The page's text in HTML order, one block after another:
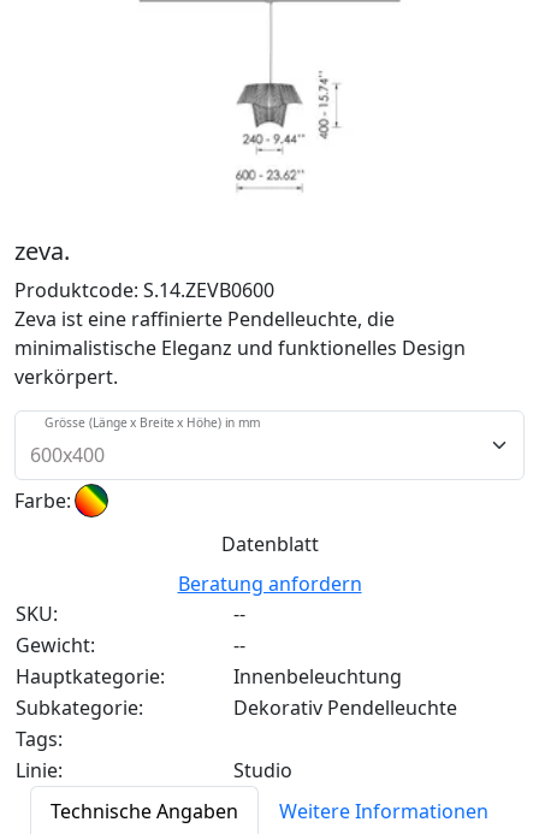
zeva.
Produktcode: S.14.ZEVB0600
Zeva ist eine raffinierte Pendelleuchte, die
minimalistische Eleganz und funktionelles Design
verkörpert.
Grösse (Länge x Breite x Höhe) in mm
Farbe:
Datenblatt
Beratung anfordern
SKU:
--
Gewicht:
--
Hauptkategorie:
Innenbeleuchtung
Subkategorie:
Dekorativ Pendelleuchte
Tags:
Linie:
Studio
Technische Angaben
Weitere Informationen